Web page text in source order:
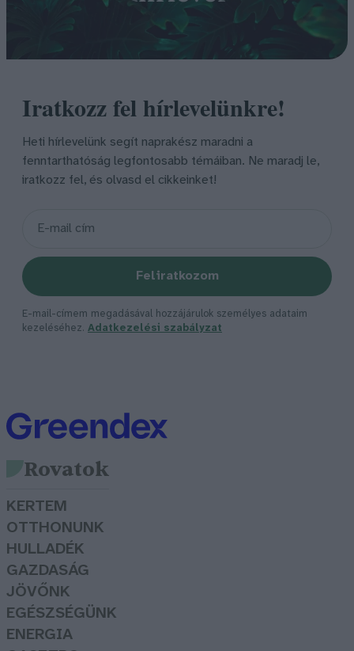
Iratkozz fel hírlevelünkre!
Heti hírlevelünk segít naprakész maradni a
fenntarthatóság legfontosabb témáiban. Ne maradj le,
iratkozz fel, és olvasd el cikkeinket!
Feliratkozom
E-mail-címem megadásával hozzájárulok személyes adataim
kezeléséhez. Adatkezelési szabályzat
Rovatok
KERTEM
OTTHONUNK
HULLADÉK
GAZDASÁG
JÖVŐNK
EGÉSZSÉGÜNK
ENERGIA